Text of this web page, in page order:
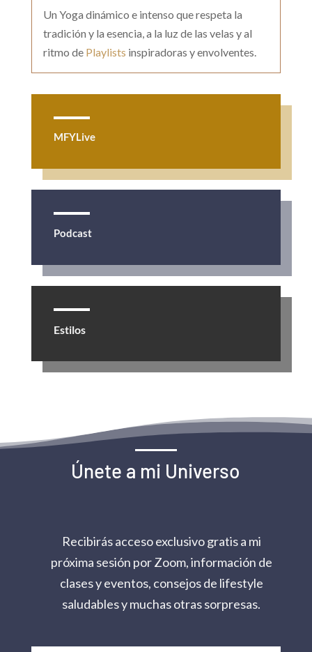
Un Yoga dinámico e intenso que respeta la
tradición y la esencia, a la luz de las velas y al
ritmo de Playlists inspiradoras y envolventes.
MFYLive
Podcast
Estilos
Únete a mi Universo
Recibirás acceso exclusivo gratis a mi
próxima sesión por Zoom, información de
clases y eventos, consejos de lifestyle
saludables y muchas otras sorpresas.